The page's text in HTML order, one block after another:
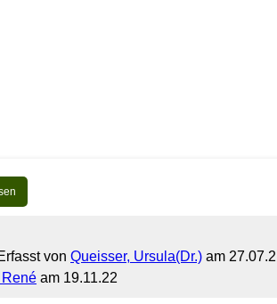
von Queisser, Ursula(Dr.) am
René am 19.11.22